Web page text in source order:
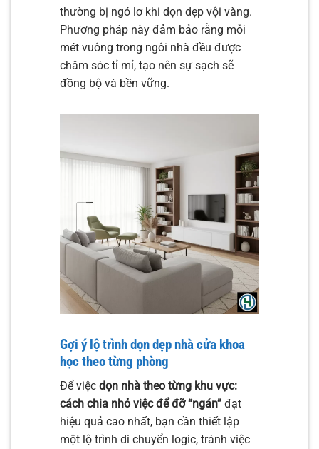
thường bị ngó lơ khi dọn dẹp vội vàng.
Phương pháp này đảm bảo rằng mỗi
mét vuông trong ngôi nhà đều được
chăm sóc tỉ mỉ, tạo nên sự sạch sẽ
đồng bộ và bền vững.
Gợi ý lộ trình dọn dẹp nhà cửa khoa
học theo từng phòng
Để việc dọn nhà theo từng khu vực:
cách chia nhỏ việc để đỡ “ngán” đạt
hiệu quả cao nhất, bạn cần thiết lập
một lộ trình di chuyển logic, tránh việc